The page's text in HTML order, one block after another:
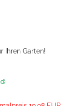
Ihren Garten!